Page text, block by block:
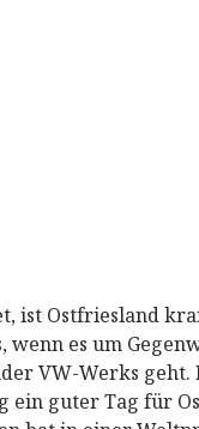
ist Ostfriesland
wenn es um
VW-Werks geht.
ein guter Tag für